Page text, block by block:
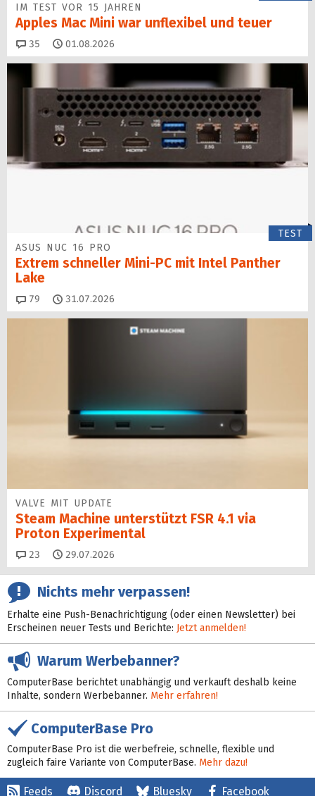
IM TEST VOR 15 JAHREN
Apples Mac Mini war unflexibel und teuer
35 Kommentare
01.08.2026
TEST
ASUS NUC 16 PRO
Extrem schneller Mini-PC mit Intel Panther
Lake
79 Kommentare
31.07.2026
VALVE MIT UPDATE
Steam Machine unterstützt FSR 4.1 via
Proton Experimental
23 Kommentare
29.07.2026
Nichts mehr verpassen!
Erhalte eine Push-Benachrichtigung (oder einen Newsletter) bei
Erscheinen neuer Tests und Berichte: Jetzt anmelden!
Warum Werbebanner?
ComputerBase berichtet unabhängig und verkauft deshalb keine
Inhalte, sondern Werbebanner. Mehr erfahren!
ComputerBase Pro
ComputerBase Pro ist die werbefreie, schnelle, flexible und
zugleich faire Variante von ComputerBase. Mehr dazu!
Feeds Discord Bluesky Facebook